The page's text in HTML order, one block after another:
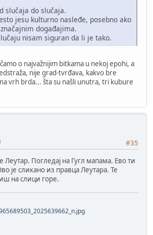
slučaja do slučaja.
jesu kulturno nasleđe, posebno ako
događajima.
nisam siguran da li je tako.
o najvažnijim bitkama u nekoj epohi, a
nije grad-tvrđava, kakvo bre
vrh brda... šta su našli unutra, tri kubure
#35
Леутар. Погледај на Гугл мапама. Ево ти
је сликано из правца Леутара. Те
на слици горе.